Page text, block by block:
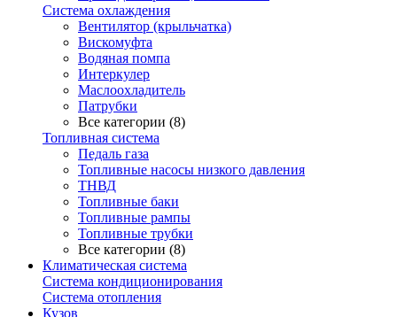
Система охлаждения
Вентилятор (крыльчатка)
Вискомуфта
Водяная помпа
Интеркулер
Маслоохладитель
Патрубки
Все категории (8)
Топливная система
Педаль газа
Топливные насосы низкого давления
ТНВД
Топливные баки
Топливные рампы
Топливные трубки
Все категории (8)
Климатическая система
Система кондиционирования
Система отопления
Кузов